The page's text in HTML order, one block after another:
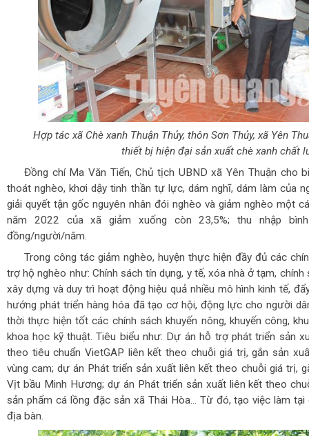
Hợp tác xã Chè xanh Thuận Thủy, thôn Sơn Thủy, xã Yên
thiết bị hiện đại sản xuất chè xanh chất
Đồng chí Ma Văn Tiến, Chủ tịch UBND xã Yên Thuận cho
thoát nghèo, khơi dậy tinh thần tự lực, dám nghĩ, dám làm của
giải quyết tận gốc nguyên nhân đói nghèo và giảm nghèo một
năm 2022 của xã giảm xuống còn 23,5%; thu nhập
đồng/người/năm.
Trong công tác giảm nghèo, huyện thực hiện đầy đủ các
trợ hộ nghèo như: Chính sách tín dụng, y tế, xóa nhà ở tạm,
xây dựng và duy trì hoạt động hiệu quả nhiều mô hình kinh tế,
hướng phát triển hàng hóa đã tạo cơ hội, động lực cho người
thời thực hiện tốt các chính sách khuyến nông, khuyến công,
khoa học kỹ thuật. Tiêu biểu như: Dự án hỗ trợ phát triển sản
theo tiêu chuẩn VietGAP liên kết theo chuỗi giá trị, gắn sản
vùng cam; dự án Phát triển sản xuất liên kết theo chuỗi giá trị,
Vịt bầu Minh Hương; dự án Phát triển sản xuất liên kết theo
sản phẩm cá lồng đặc sản xã Thái Hòa... Từ đó, tạo việc làm
địa bàn.